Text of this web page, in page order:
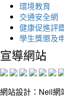
環境教育
交通安全網
健康促進評
學生獎懲及
宣導網站
網站設計：Neil網